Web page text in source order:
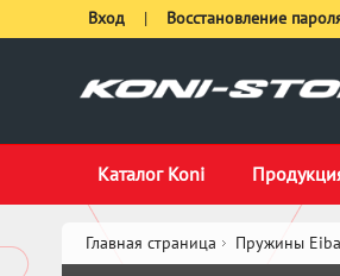
Каталог Koni
Вход | Восстановление
Главная страница Пружины